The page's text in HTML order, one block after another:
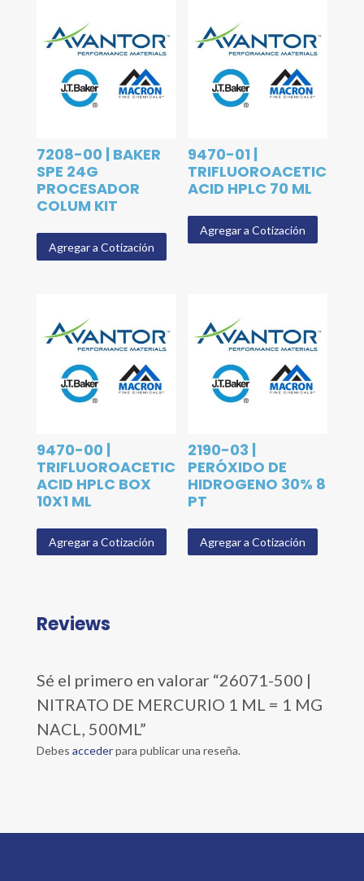
7208-00 | BAKER
SPE 24G
PROCESADOR
COLUM KIT
Agregar a Cotización
9470-01 |
TRIFLUOROACETIC
ACID HPLC 70 ML
Agregar a Cotización
9470-00 |
TRIFLUOROACETIC
ACID HPLC BOX
10X1 ML
Agregar a Cotización
2190-03 |
PERÓXIDO DE
HIDROGENO 30% 8
PT
Agregar a Cotización
Reviews
Sé el primero en valorar “26071-500 |
NITRATO DE MERCURIO 1 ML = 1 MG
NACL, 500ML”
Debes accederpara publicar una reseña.